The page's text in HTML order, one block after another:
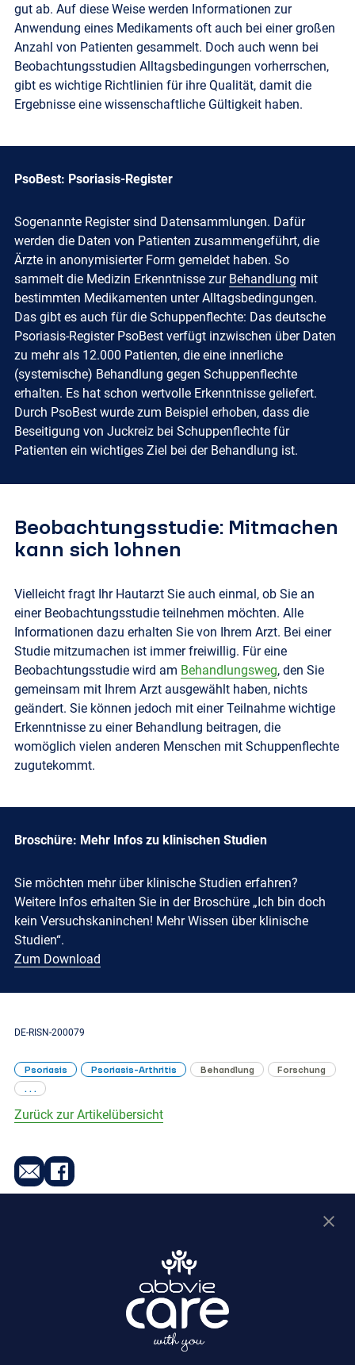
gut ab. Auf diese Weise werden Informationen zur
Anwendung eines Medikaments oft auch bei einer großen
Anzahl von Patienten gesammelt. Doch auch wenn bei
Beobachtungsstudien Alltagsbedingungen vorherrschen,
gibt es wichtige Richtlinien für ihre Qualität, damit die
Ergebnisse eine wissenschaftliche Gültigkeit haben.
PsoBest: Psoriasis-Register
Sogenannte Register sind Datensammlungen. Dafür
werden die Daten von Patienten zusammengeführt, die
Ärzte in anonymisierter Form gemeldet haben. So
sammelt die Medizin Erkenntnisse zur Behandlung mit
bestimmten Medikamenten unter Alltagsbedingungen.
Das gibt es auch für die Schuppenflechte: Das deutsche
Psoriasis-Register PsoBest verfügt inzwischen über Daten
zu mehr als 12.000 Patienten, die eine innerliche
(systemische) Behandlung gegen Schuppenflechte
erhalten. Es hat schon wertvolle Erkenntnisse geliefert.
Durch PsoBest wurde zum Beispiel erhoben, dass die
Beseitigung von Juckreiz bei Schuppenflechte für
Patienten ein wichtiges Ziel bei der Behandlung ist.
Beobachtungsstudie: Mitmachen
kann sich lohnen
Vielleicht fragt Ihr Hautarzt Sie auch einmal, ob Sie an
einer Beobachtungsstudie teilnehmen möchten. Alle
Informationen dazu erhalten Sie von Ihrem Arzt. Bei einer
Studie mitzumachen ist immer freiwillig. Für eine
Beobachtungsstudie wird am Behandlungsweg, den Sie
gemeinsam mit Ihrem Arzt ausgewählt haben, nichts
geändert. Sie können jedoch mit einer Teilnahme wichtige
Erkenntnisse zu einer Behandlung beitragen, die
womöglich vielen anderen Menschen mit Schuppenflechte
zugutekommt.
Broschüre: Mehr Infos zu klinischen Studien
Sie möchten mehr über klinische Studien erfahren?
Weitere Infos erhalten Sie in der Broschüre „Ich bin doch
kein Versuchskaninchen! Mehr Wissen über klinische
Studien“.
Zum Download
DE-RISN-200079
Psoriasis Psoriasis-Arthritis Behandlung
Forschung
. . .
Zurück zur Artikelübersicht
Online Angebote